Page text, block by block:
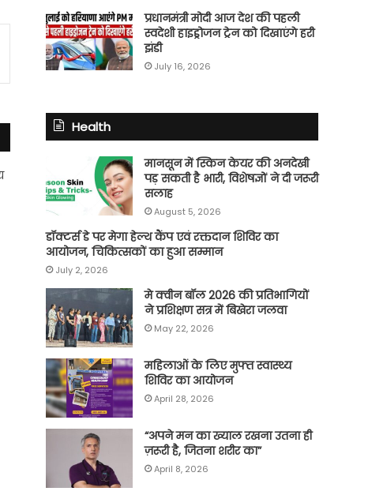
प्रधानमंत्री मोदी आज देश की पहली
स्वदेशी हाइड्रोजन ट्रेन को दिखाएंगे हरी
झंडी
July 16, 2026
Health
मानसून में स्किन केयर की अनदेखी
पड़ सकती है भारी, विशेषज्ञों ने दी जरूरी
सलाह
August 5, 2026
डॉक्टर्स डे पर मेगा हेल्थ कैंप एवं रक्तदान शिविर का
आयोजन, चिकित्सकों का हुआ सम्मान
July 2, 2026
मे क्वीन बॉल 2026 की प्रतिभागियों
ने प्रशिक्षण सत्र में बिखेरा जलवा
May 22, 2026
महिलाओं के लिए मुफ्त स्वास्थ्य
शिविर का आयोजन
April 28, 2026
“अपने मन का ख्याल रखना उतना ही
ज़रूरी है, जितना शरीर का”
April 8, 2026